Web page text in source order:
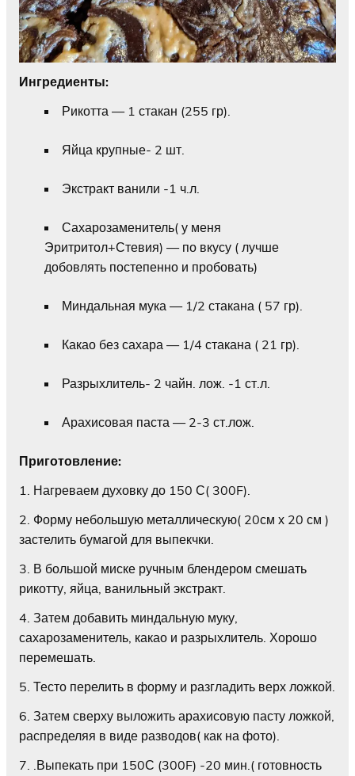
Ингредиенты:
Рикотта — 1 стакан (255 гр).
Яйца крупные- 2 шт.
Экстракт ванили -1 ч.л.
Сахарозаменитель( у меня
Эритритол+Стевия) — по вкусу ( лучше
добовлять постепенно и пробовать)
Миндальная мука — 1/2 стакана ( 57 гр).
Какао без сахара — 1/4 стакана ( 21 гр).
Разрыхлитель- 2 чайн. лож. -1 ст.л.
Арахисовая паста — 2-3 ст.лож.
Приготовление:
1. Нагреваем духовку до 150 С( 300F).
2. Форму небольшую металлическую( 20см х 20 см )
застелить бумагой для выпекчки.
3. В большой миске ручным блендером смешать
рикотту, яйца, ванильный экстракт.
4. Затем добавить миндальную муку,
сахарозаменитель, какао и разрыхлитель. Хорошо
перемешать.
5. Тесто перелить в форму и разгладить верх ложкой.
6. Затем сверху выложить арахисовую пасту ложкой,
распределяя в виде разводов( как на фото).
7. .Выпекать при 150С (300F) -20 мин.( готовность